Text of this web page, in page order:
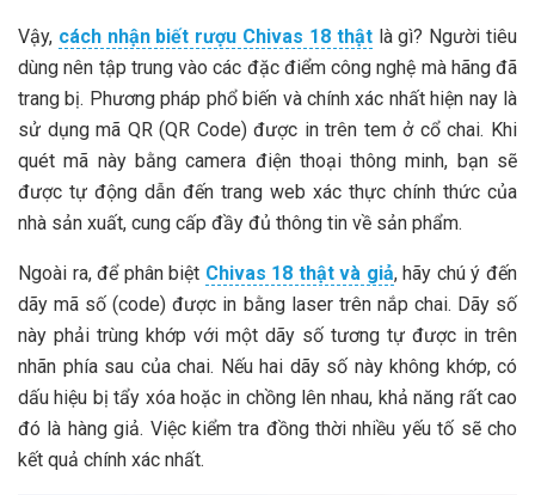
Vậy, cách nhận biết rượu Chivas 18 thậtlà gì? Người tiêu
dùng nên tập trung vào các đặc điểm công nghệ mà hãng đã
trang bị. Phương pháp phổ biến và chính xác nhất hiện nay là
sử dụng mã QR (QR Code) được in trên tem ở cổ chai. Khi
quét mã này bằng camera điện thoại thông minh, bạn sẽ
được tự động dẫn đến trang web xác thực chính thức của
nhà sản xuất, cung cấp đầy đủ thông tin về sản phẩm.
Ngoài ra, để phân biệt Chivas 18 thật và giả, hãy chú ý đến
dãy mã số (code) được in bằng laser trên nắp chai. Dãy số
này phải trùng khớp với một dãy số tương tự được in trên
nhãn phía sau của chai. Nếu hai dãy số này không khớp, có
dấu hiệu bị tẩy xóa hoặc in chồng lên nhau, khả năng rất cao
đó là hàng giả. Việc kiểm tra đồng thời nhiều yếu tố sẽ cho
kết quả chính xác nhất.